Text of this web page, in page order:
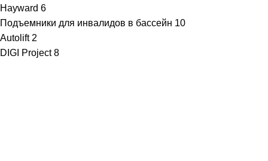
Hayward 6
Подъемники для инвалидов в бассейн 10
Autolift 2
DIGI Project 8